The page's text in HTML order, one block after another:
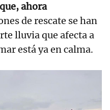
ahora
de rescate se han
lluvia que afecta a
está ya en calma.